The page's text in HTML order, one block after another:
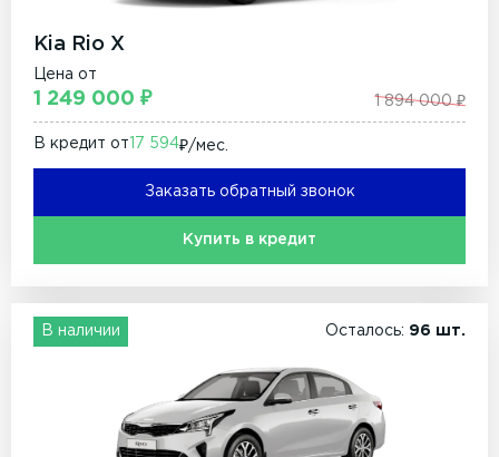
Kia Rio X
Цена от
1 249 000 ₽ 1 894 000 ₽
В кредит от 17 594₽/мec.
Заказать обратный звонок
Купить в кредит
В наличии Осталось: 96 шт.